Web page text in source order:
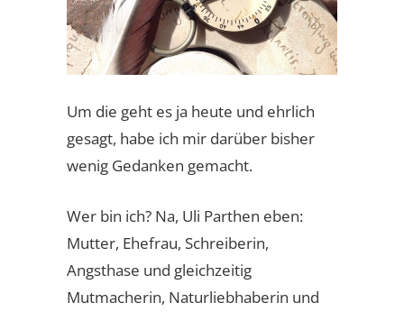
Um die geht es ja heute und ehrlich
gesagt, habe ich mir darüber bisher
wenig Gedanken gemacht.
Wer bin ich? Na, Uli Parthen eben:
Mutter, Ehefrau, Schreiberin,
Angsthase und gleichzeitig
Mutmacherin, Naturliebhaberin und